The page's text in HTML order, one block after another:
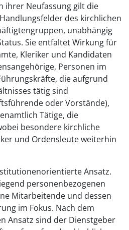
ihrer Neufassung gilt die
des kirchlichen
unabhängig
Sie entfaltet Wirkung für
Kleriker und Kandidaten
Personen im
die aufgrund
tätig sind
oder Vorstände),
Tätige, die
besondere kirchliche
und Ordensleute weiterhin
Ansatz.
personenbezogenen
Mitarbeitende und dessen
im Fokus. Nach dem
Ansatz sind der Dienstgeber